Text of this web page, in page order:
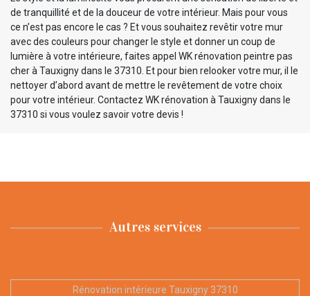
de tranquillité et de la douceur de votre intérieur. Mais pour vous
ce n’est pas encore le cas ? Et vous souhaitez revêtir votre mur
avec des couleurs pour changer le style et donner un coup de
lumière à votre intérieure, faites appel WK rénovation peintre pas
cher à Tauxigny dans le 37310. Et pour bien relooker votre mur, il le
nettoyer d’abord avant de mettre le revêtement de votre choix
pour votre intérieur. Contactez WK rénovation à Tauxigny dans le
37310 si vous voulez savoir votre devis !
Autres services
Rénovation intérieure Tauxigny 37310